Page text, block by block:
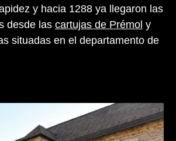
y hacia 1288 ya llegaron las
desde las cartujas de Prémol y
situadas en el departamento de